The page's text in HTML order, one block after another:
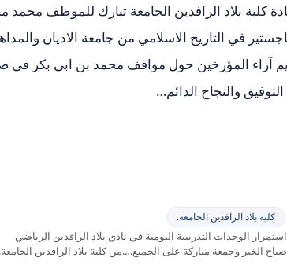
كلية بلاد الرافدين الجامعة تبارك للموظف
في التاريخ الاسلامي من جامعة الاديان
آراء المؤرخين حول مواقف محمد بن ابي بكر في
والنجاح الدائم…
التصنيفات
كلية بلاد الرافدين الجامعة.
استمرار الوحدات التدريبية اليومية في نادي بلاد الرافدين الرياضي
صباح الخير وجمعة مباركة على الجميع….من كلية بلاد الرافدين